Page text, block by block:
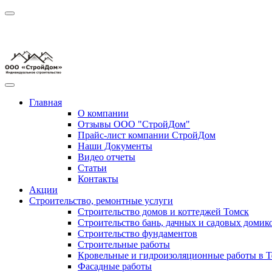
Главная
О компании
Отзывы ООО "СтройДом"
Прайс-лист компании СтройДом
Наши Документы
Видео отчеты
Статьи
Контакты
Акции
Строительство, ремонтные услуги
Строительство домов и коттеджей Томск
Строительство бань, дачных и садовых
Строительство фундаментов
Строительные работы
Кровельные и гидроизоляционные работы в
Фасадные работы